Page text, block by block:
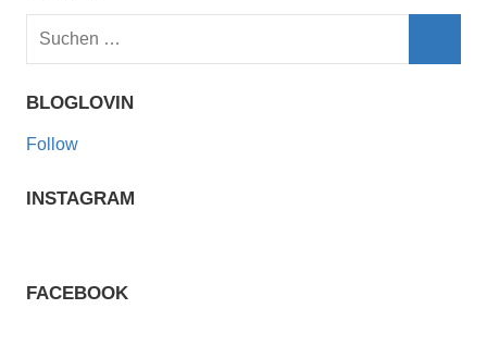
Suchen
BLOGLOVIN
Follow
INSTAGRAM
FACEBOOK